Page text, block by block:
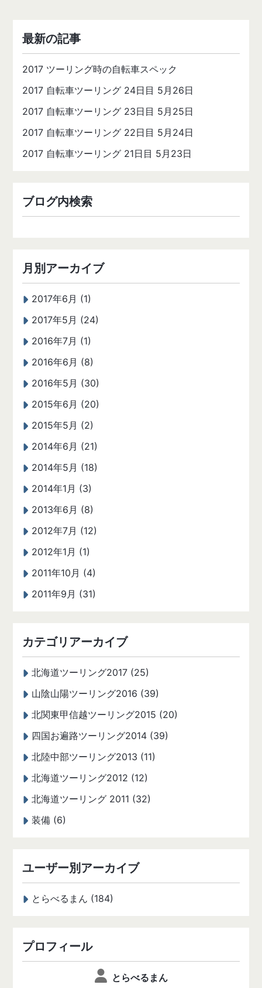
最新の記事
2017 ツーリング時の自転車スペック
2017 自転車ツーリング 24日目 5月26日
2017 自転車ツーリング 23日目 5月25日
2017 自転車ツーリング 22日目 5月24日
2017 自転車ツーリング 21日目 5月23日
ブログ内検索
月別アーカイブ
2017年6月 (1)
2017年5月 (24)
2016年7月 (1)
2016年6月 (8)
2016年5月 (30)
2015年6月 (20)
2015年5月 (2)
2014年6月 (21)
2014年5月 (18)
2014年1月 (3)
2013年6月 (8)
2012年7月 (12)
2012年1月 (1)
2011年10月 (4)
2011年9月 (31)
カテゴリアーカイブ
北海道ツーリング2017 (25)
山陰山陽ツーリング2016 (39)
北関東甲信越ツーリング2015 (20)
四国お遍路ツーリング2014 (39)
北陸中部ツーリング2013 (11)
北海道ツーリング2012 (12)
北海道ツーリング 2011 (32)
装備 (6)
ユーザー別アーカイブ
とらべるまん (184)
プロフィール
とらべるまん